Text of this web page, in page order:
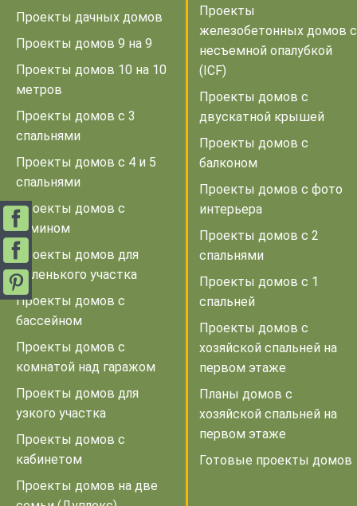
Проекты дачных домов
Проекты домов 9 на 9
Проекты домов 10 на 10
метров
Проекты домов с 3
спальнями
Проекты домов с 4 и 5
спальнями
Проекты домов с
камином
Проекты домов для
маленького участка
Проекты домов с
бассейном
Проекты домов с
комнатой над гаражом
Проекты домов для
узкого участка
Проекты домов с
кабинетом
Проекты домов на две
Проекты
железобетонных домов с
несъемной опалубкой
(ICF)
Проекты домов с
двускатной крышей
Проекты домов с
балконом
Проекты домов с фото
интерьера
Проекты домов с 2
спальнями
Проекты домов с 1
спальней
Проекты домов с
хозяйской спальней на
первом этаже
Планы домов с
хозяйской спальней на
первом этаже
Готовые проекты домов